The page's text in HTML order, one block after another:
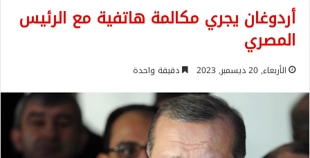
أردوغان يجري مكالمة هاتفية مع الرئيس
المصري
الأربعاء, 20 ديسمبر, 2023 دقيقة واحدة